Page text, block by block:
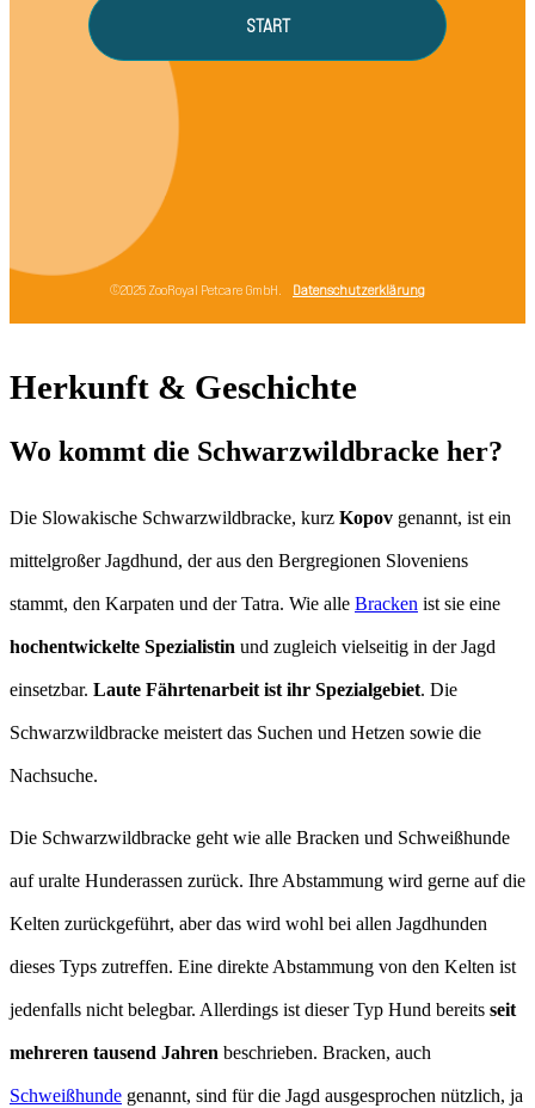
Herkunft & Geschichte
Wo kommt die Schwarzwildbracke her?
Die Slowakische Schwarzwildbracke, kurz Kopov genannt, ist ein
mittelgroßer Jagdhund, der aus den Bergregionen Sloveniens
stammt, den Karpaten und der Tatra. Wie alle Bracken ist sie eine
hochentwickelte Spezialistin und zugleich vielseitig in der Jagd
einsetzbar. Laute Fährtenarbeit ist ihr Spezialgebiet. Die
Schwarzwildbracke meistert das Suchen und Hetzen sowie die
Nachsuche.
Die Schwarzwildbracke geht wie alle Bracken und Schweißhunde
auf uralte Hunderassen zurück. Ihre Abstammung wird gerne auf die
Kelten zurückgeführt, aber das wird wohl bei allen Jagdhunden
dieses Typs zutreffen. Eine direkte Abstammung von den Kelten ist
jedenfalls nicht belegbar. Allerdings ist dieser Typ Hund bereits seit
mehreren tausend Jahren beschrieben. Bracken, auch
Schweißhunde genannt, sind für die Jagd ausgesprochen nützlich, ja